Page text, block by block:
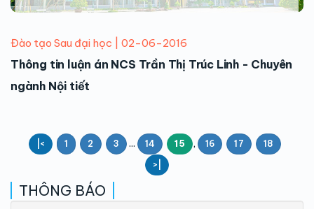
Đào tạo Sau đại học | 02-06-2016
Thông tin luận án NCS Trần Thị Trúc Linh - Chuyên
ngành Nội tiết
|< 1 2 3 ... 14 15 , 16 17
18
>|
THÔNG BÁO